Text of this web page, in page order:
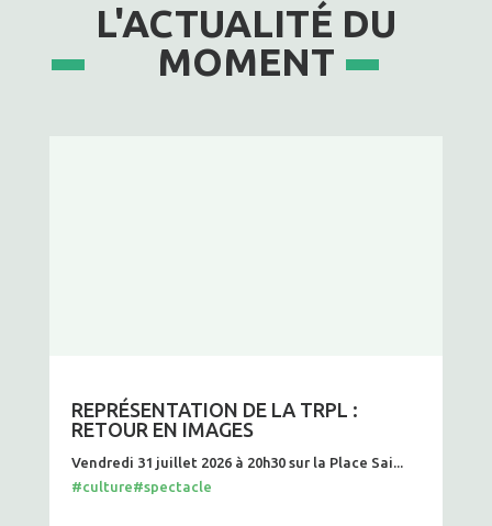
L'ACTUALITÉ DU
MOMENT
REPRÉSENTATION DE LA TRPL :
RETOUR EN IMAGES
Vendredi 31 juillet 2026 à 20h30 sur la Place Sai...
#culture#spectacle